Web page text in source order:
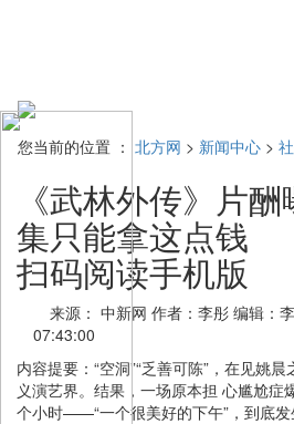
您当前的位置 ： 北方网 > 新闻中心 >
《武林外传》片
集只能拿这点钱
扫码阅读手机版
来源： 中新网 作者：李彤 编辑：
07:43:00
内容提要： “空洞”“乏善可陈”，在见姚
义演艺界。结果，一场原本担 心尴尬症
个小时——“一个很美好的下午”，到底发